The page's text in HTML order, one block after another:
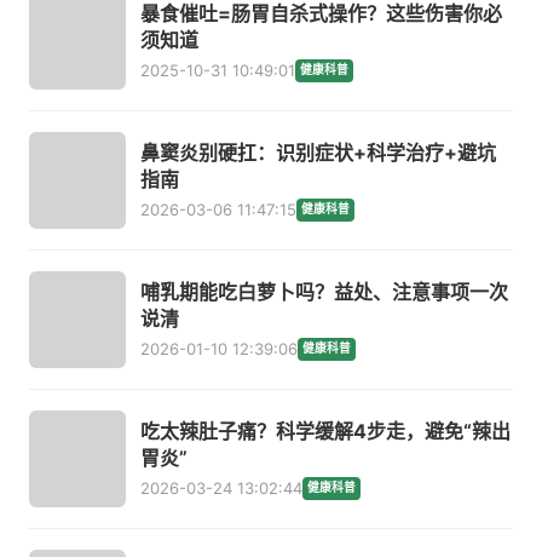
暴食催吐=肠胃自杀式操作？这些伤害你必
须知道
2025-10-31 10:49:01 健康科普
鼻窦炎别硬扛：识别症状+科学治疗+避坑
指南
2026-03-06 11:47:15 健康科普
哺乳期能吃白萝卜吗？益处、注意事项一次
说清
2026-01-10 12:39:06 健康科普
吃太辣肚子痛？科学缓解4步走，避免“辣出
胃炎”
2026-03-24 13:02:44 健康科普